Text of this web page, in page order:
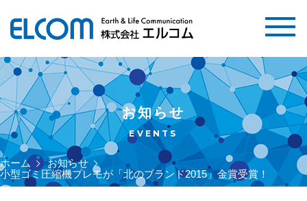
お知らせ
EVENTS
ホーム
お知らせ
小型ゴミ圧縮機プレモが「北のブランド2015」金賞受賞！